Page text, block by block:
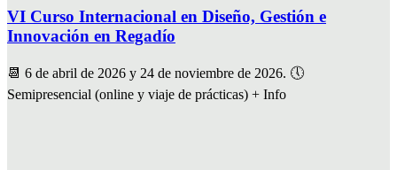
VI Curso Internacional en Diseño, Gestión e
Innovación en Regadío
📆 6 de abril de 2026 y 24 de noviembre de 2026. 🕔
Semipresencial (online y viaje de prácticas) + Info